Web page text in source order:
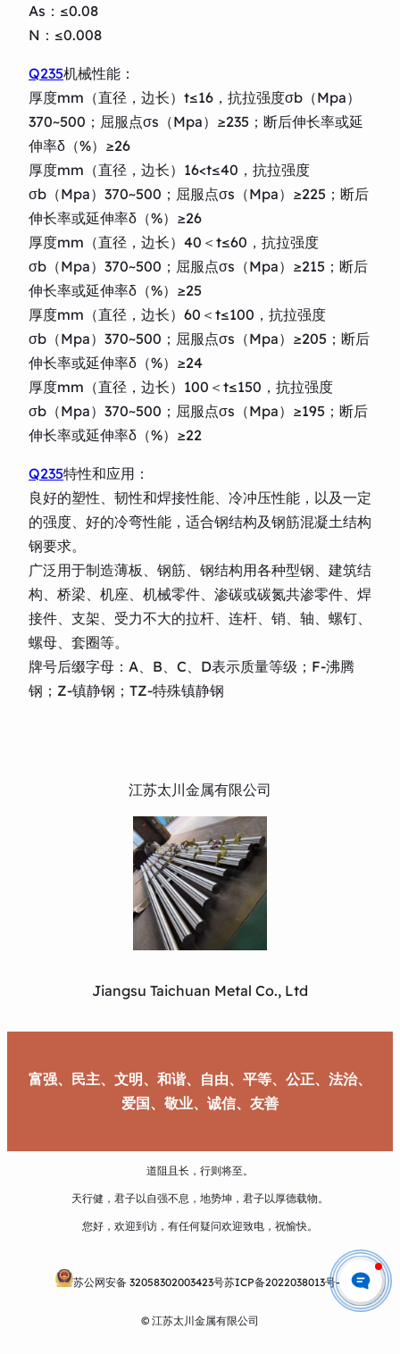
As：≤0.08
N：≤0.008
Q235机械性能：
厚度mm（直径，边长）t≤16，抗拉强度σb（Mpa）
370~500；屈服点σs（Mpa）≥235；断后伸长率或延
伸率δ（%）≥26
厚度mm（直径，边长）16<t≤40，抗拉强度
σb（Mpa）370~500；屈服点σs（Mpa）≥225；断后
伸长率或延伸率δ（%）≥26
厚度mm（直径，边长）40＜t≤60，抗拉强度
σb（Mpa）370~500；屈服点σs（Mpa）≥215；断后
伸长率或延伸率δ（%）≥25
厚度mm（直径，边长）60＜t≤100，抗拉强度
σb（Mpa）370~500；屈服点σs（Mpa）≥205；断后
伸长率或延伸率δ（%）≥24
厚度mm（直径，边长）100＜t≤150，抗拉强度
σb（Mpa）370~500；屈服点σs（Mpa）≥195；断后
伸长率或延伸率δ（%）≥22
Q235特性和应用：
良好的塑性、韧性和焊接性能、冷冲压性能，以及一定
的强度、好的冷弯性能，适合钢结构及钢筋混凝土结构
钢要求。
广泛用于制造薄板、钢筋、钢结构用各种型钢、建筑结
构、桥梁、机座、机械零件、渗碳或碳氮共渗零件、焊
接件、支架、受力不大的拉杆、连杆、销、轴、螺钉、
螺母、套圈等。
牌号后缀字母：A、B、C、D表示质量等级；F-沸腾
钢；Z-镇静钢；TZ-特殊镇静钢
江苏太川金属有限公司
Jiangsu Taichuan Metal Co., Ltd
富强、民主、文明、和谐、自由、平等、公正、法治、
爱国、敬业、诚信、友善
道阻且长，行则将至。
天行健，君子以自强不息，地势坤，君子以厚德载物。
您好，欢迎到访，有任何疑问欢迎致电，祝愉快。
苏公网安备 32058302003423号苏ICP备2022038013号-1
© 江苏太川金属有限公司